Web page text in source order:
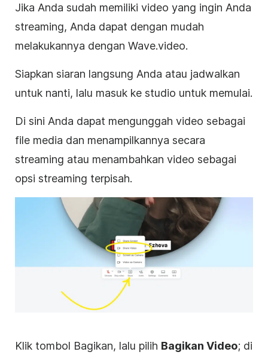
Jika Anda sudah memiliki video yang ingin Anda
streaming, Anda dapat dengan mudah
melakukannya dengan Wave.video.
Siapkan siaran langsung Anda atau jadwalkan
untuk nanti, lalu masuk ke studio untuk memulai.
Di sini Anda dapat mengunggah video sebagai
file media dan menampilkannya secara
streaming atau menambahkan video sebagai
opsi streaming terpisah.
Klik tombol Bagikan, lalu pilih Bagikan Video; di